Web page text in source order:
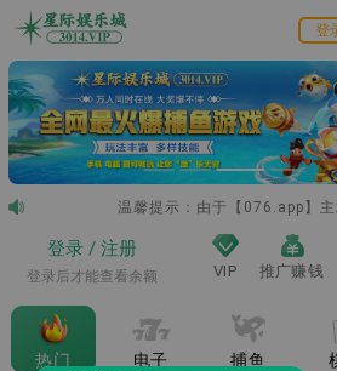
登
温馨提示：由于【076.app】主
登录/ 注册
登录后才能查看余额 VIP 推广赚钱
热门 电子 捕鱼